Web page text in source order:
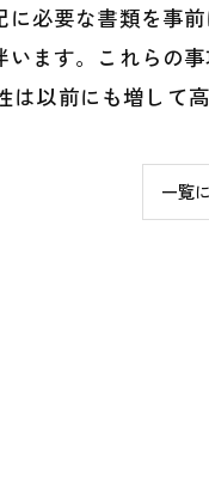
必要な書類を事
ます。これらの
以前にも増して
一覧